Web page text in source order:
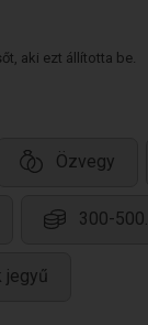
aki ezt állította be.
Özvegy
300-
jegyű